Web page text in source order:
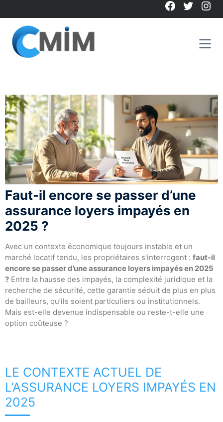
to
content
Facebook
Twitter
Faut-il encore se passer d’une
assurance loyers impayés en
2025 ?
Avec un contexte économique toujours instable et un
marché locatif tendu, les propriétaires s’interrogent : faut-il
encore se passer d’une assurance loyers impayés en 2025
? Entre la hausse des impayés, la complexité juridique et la
recherche de sécurité, cette garantie séduit de plus en plus
de bailleurs, qu’ils soient particuliers ou institutionnels.
Mais est-elle devenue indispensable ou reste-t-elle une
option coûteuse ?
LE CONTEXTE ACTUEL DE
L’ASSURANCE LOYERS IMPAYÉS EN
2025